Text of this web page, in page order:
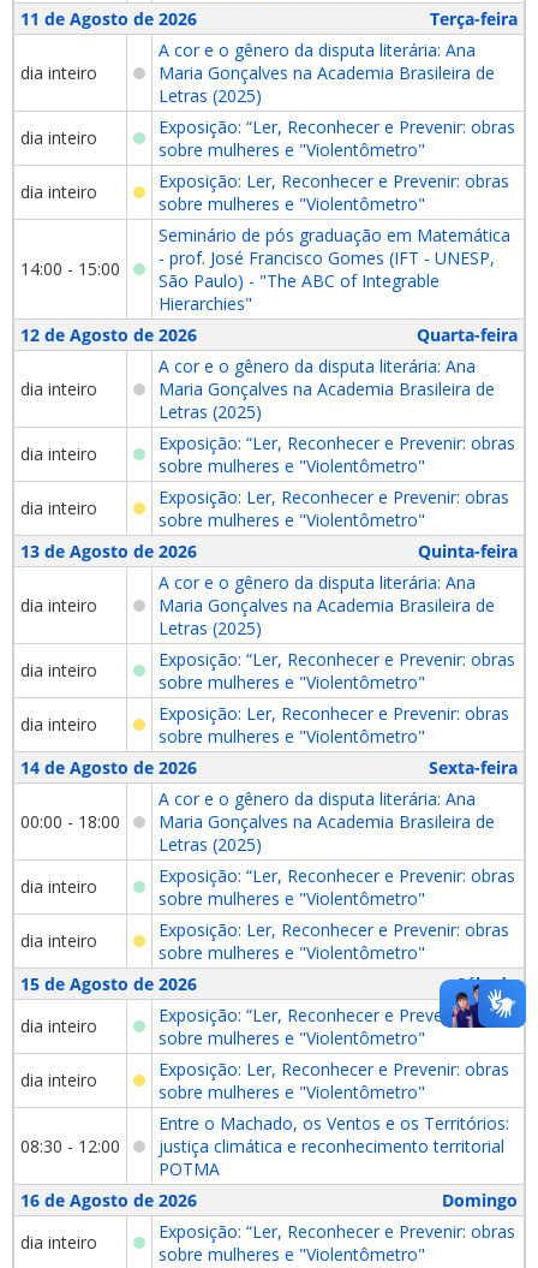
11 de Agosto de 2026
Terça-feira
dia inteiro
A cor e o gênero da disputa literária: Ana
Maria Gonçalves na Academia Brasileira de
Letras (2025)
dia inteiro
Exposição: “Ler, Reconhecer e Prevenir: obras
sobre mulheres e "Violentômetro"
dia inteiro
Exposição: Ler, Reconhecer e Prevenir: obras
sobre mulheres e "Violentômetro"
14:00 - 15:00
Seminário de pós graduação em Matemática
- prof. José Francisco Gomes (IFT - UNESP,
São Paulo) - "The ABC of Integrable
Hierarchies"
12 de Agosto de 2026
Quarta-feira
dia inteiro
A cor e o gênero da disputa literária: Ana
Maria Gonçalves na Academia Brasileira de
Letras (2025)
dia inteiro
Exposição: “Ler, Reconhecer e Prevenir: obras
sobre mulheres e "Violentômetro"
dia inteiro
Exposição: Ler, Reconhecer e Prevenir: obras
sobre mulheres e "Violentômetro"
13 de Agosto de 2026
Quinta-feira
dia inteiro
A cor e o gênero da disputa literária: Ana
Maria Gonçalves na Academia Brasileira de
Letras (2025)
dia inteiro
Exposição: “Ler, Reconhecer e Prevenir: obras
sobre mulheres e "Violentômetro"
dia inteiro
Exposição: Ler, Reconhecer e Prevenir: obras
sobre mulheres e "Violentômetro"
14 de Agosto de 2026
Sexta-feira
00:00 - 18:00
A cor e o gênero da disputa literária: Ana
Maria Gonçalves na Academia Brasileira de
Letras (2025)
dia inteiro
Exposição: “Ler, Reconhecer e Prevenir: obras
sobre mulheres e "Violentômetro"
dia inteiro
Exposição: Ler, Reconhecer e Prevenir: obras
sobre mulheres e "Violentômetro"
15 de Agosto de 2026
Sábado
dia inteiro
Exposição: “Ler, Reconhecer e Prevenir: obras
sobre mulheres e "Violentômetro"
dia inteiro
Exposição: Ler, Reconhecer e Prevenir: obras
sobre mulheres e "Violentômetro"
08:30 - 12:00
Entre o Machado, os Ventos e os Territórios:
justiça climática e reconhecimento territorial
POTMA
16 de Agosto de 2026
Domingo
dia inteiro
Exposição: “Ler, Reconhecer e Prevenir: obras
sobre mulheres e "Violentômetro"